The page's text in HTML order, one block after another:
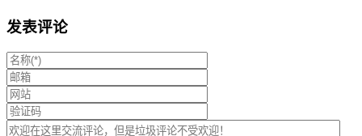
发表评论